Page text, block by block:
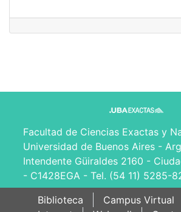
Facultad de Ciencias Exactas y
Universidad de Buenos Aires -
Intendente Güiraldes 2160 -
- C1428EGA - Tel. (54 11) 5285-
Biblioteca
Campus Virtual